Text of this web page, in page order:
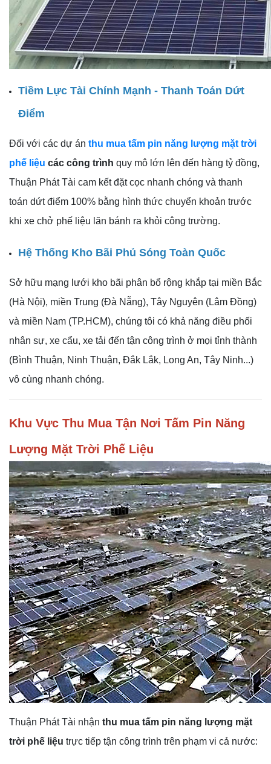
Tiềm Lực Tài Chính Mạnh - Thanh Toán Dứt
Điểm
Đối với các dự án thu mua tấm pin năng lượng mặt trời
phế liệu các công trình quy mô lớn lên đến hàng tỷ đồng,
Thuận Phát Tài cam kết đặt cọc nhanh chóng và thanh
toán dứt điểm 100% bằng hình thức chuyển khoản trước
khi xe chở phế liệu lăn bánh ra khỏi công trường.
Hệ Thống Kho Bãi Phủ Sóng Toàn Quốc
Sở hữu mạng lưới kho bãi phân bổ rộng khắp tại miền Bắc
(Hà Nội), miền Trung (Đà Nẵng), Tây Nguyên (Lâm Đồng)
và miền Nam (TP.HCM), chúng tôi có khả năng điều phối
nhân sự, xe cẩu, xe tải đến tận công trình ở mọi tỉnh thành
(Bình Thuận, Ninh Thuận, Đắk Lắk, Long An, Tây Ninh...)
vô cùng nhanh chóng.
Khu Vực Thu Mua Tận Nơi Tấm Pin Năng
Lượng Mặt Trời Phế Liệu
Thuận Phát Tài nhận thu mua tấm pin năng lượng mặt
trời phế liệu trực tiếp tận công trình trên phạm vi cả nước: